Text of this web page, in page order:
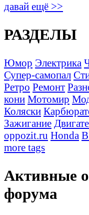
давай ещё >>
РАЗДЕЛЫ
Юмор Электрика
Супер-самопал
Ретро Ремонт
кони Мотомир
Коляски
Зажигание
oppozit.ru Honda
more tags
Активные
форума